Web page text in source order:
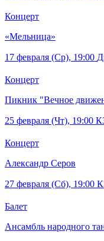
Концерт
«Мельница»
17 февраля (Ср), 19:00
Концерт
Пикник "Вечное
25 февраля (Чт), 19:00
Концерт
Александр Серов
27 февраля (Сб), 19:00
Балет
Ансамбль народного